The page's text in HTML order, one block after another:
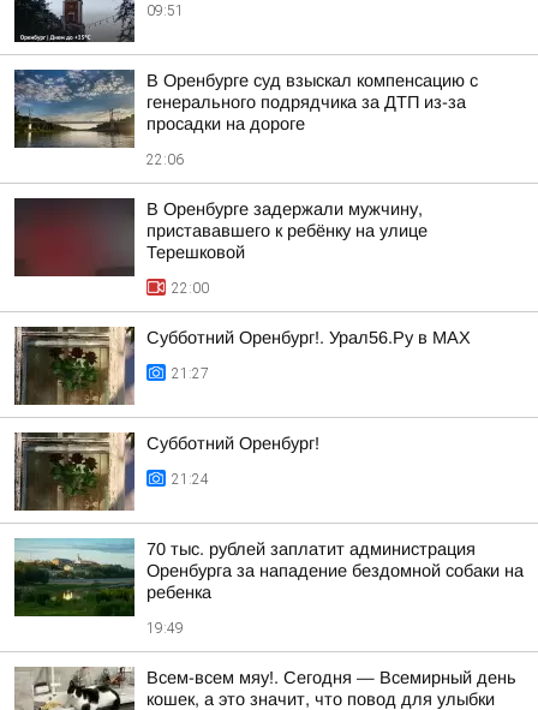
09:51
В Оренбурге суд взыскал компенсацию с
генерального подрядчика за ДТП из-за
просадки на дороге
22:06
В Оренбурге задержали мужчину,
пристававшего к ребёнку на улице
Терешковой
22:00
Субботний Оренбург!. Урал56.Ру в МАХ
21:27
Субботний Оренбург!
21:24
70 тыс. рублей заплатит администрация
Оренбурга за нападение бездомной собаки на
ребенка
19:49
Всем-всем мяу!. Сегодня — Всемирный день
кошек, а это значит, что повод для улыбки